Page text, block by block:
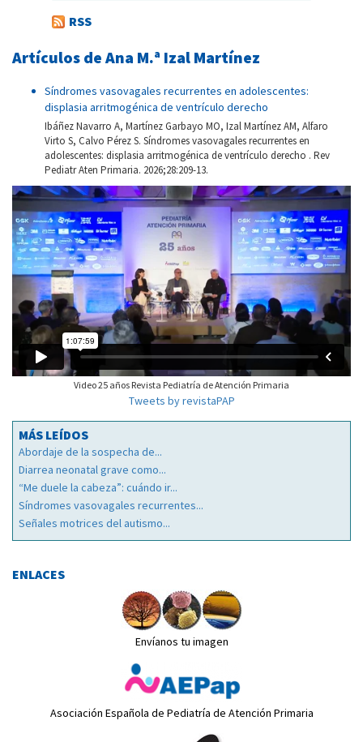
RSS
Artículos de Ana M.ª Izal Martínez
Síndromes vasovagales recurrentes en adolescentes:
displasia arritmogénica de ventrículo derecho
Ibáñez Navarro A, Martínez Garbayo MO, Izal Martínez AM, Alfaro
Virto S, Calvo Pérez S. Síndromes vasovagales recurrentes en
adolescentes: displasia arritmogénica de ventrículo derecho . Rev
Pediatr Aten Primaria. 2026;28:209-13.
Video 25 años Revista Pediatría de Atención Primaria
Tweets by revistaPAP
MÁS LEÍDOS
Abordaje de la sospecha de...
Diarrea neonatal grave como...
“Me duele la cabeza”: cuándo ir...
Síndromes vasovagales recurrentes...
Señales motrices del autismo...
ENLACES
Envíanos tu imagen
Asociación Española de Pediatría de Atención Primaria